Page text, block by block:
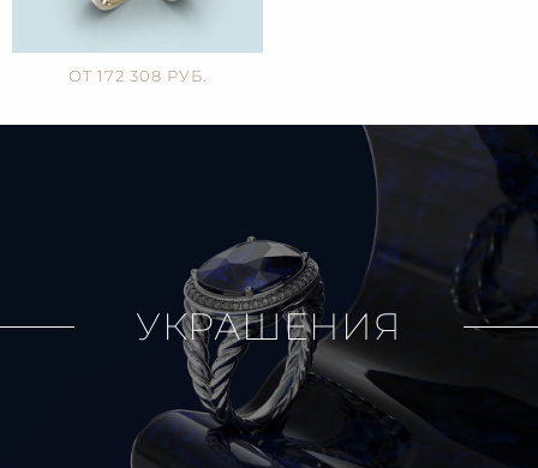
ОТ 172 308 РУБ.
УКРАШЕНИЯ